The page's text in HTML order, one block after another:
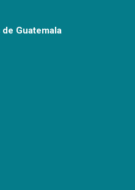
Guatemala